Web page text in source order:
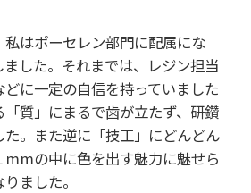
はポーセレン部門に配属にな
した。それまでは、レジン担当
に一定の自信を持っていました
質」にまるで歯が立たず、研鑽
。また逆に「技工」にどんどん
mmの中に色を出す魅力に魅せら
ました。